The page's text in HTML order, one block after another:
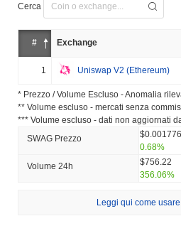
Cerca
# Exchange
1 Uniswap V2 (Ethereum)
* Prezzo / Volume Escluso - Anomalia
** Volume escluso - mercati senza
*** Volume escluso - dati non aggiornati
SWAG Prezzo
$0.001776
0.68%
Volume 24h
$756.22
356.06%
Leggi qui come